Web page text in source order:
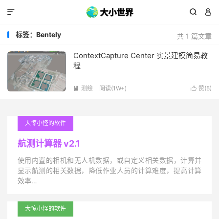
 

共 1 篇文章
标签：Bentely
ContextCapture Center 实景建模简易教
程
 赞(5)
 测绘 阅读(1W+)
大惊小怪的软件
航测计算器 v2.1
使用内置的相机和无人机数据，或自定义相关数据，计算并
显示航测的相关数据，降低作业人员的计算难度，提高计算
效率…
大惊小怪的软件